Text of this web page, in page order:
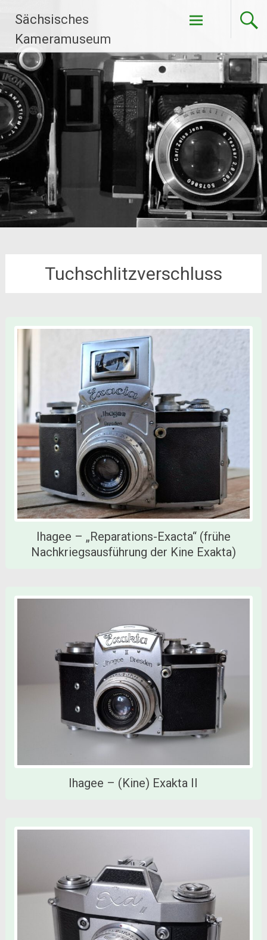
Inhalt
springen
Sächsisches
Kameramuseum
Tuchschlitzverschluss
Ihagee – „Reparations-Exacta“ (frühe
Nachkriegsausführung der Kine Exakta)
Ihagee – (Kine) Exakta II